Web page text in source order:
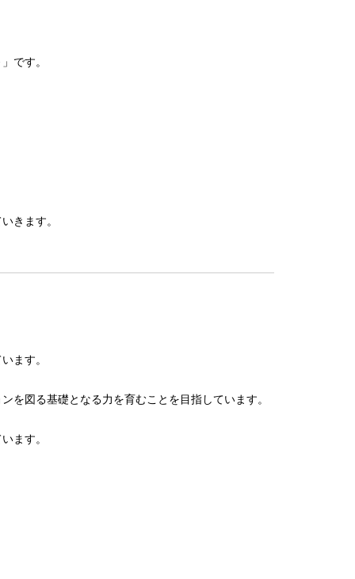
です。
きます。
ます。
図る基礎となる力を育むことを目指しています。
ます。